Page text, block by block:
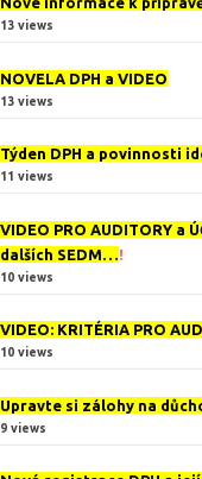
13 views
NOVELA DPH a VIDEO
13 views
Týden DPH a povinnosti
11 views
VIDEO PRO AUDITORY a
dalších SEDM… !
10 views
VIDEO: KRITÉRIA PRO
10 views
Upravte si zálohy na
9 views